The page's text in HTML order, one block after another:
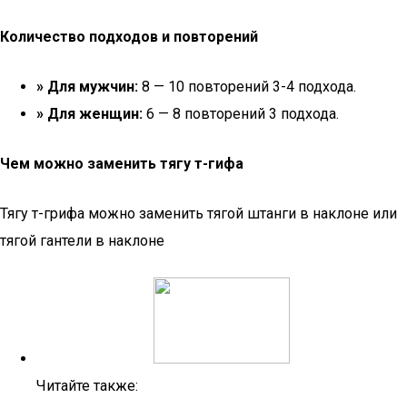
Количество подходов и повторений
» Для мужчин: 8 — 10 повторений 3-4 подхода.
» Для женщин: 6 — 8 повторений 3 подхода.
Чем можно заменить тягу т-гифа
Тягу т-грифа можно заменить тягой штанги в наклоне или
тягой гантели в наклоне
Читайте также: